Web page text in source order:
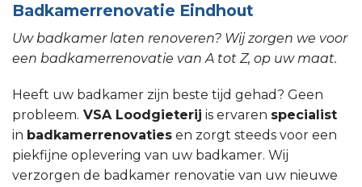
Badkamerrenovatie Eindhout
Uw badkamer laten renoveren? Wij zorgen we voor
een badkamerrenovatie van A tot Z, op uw maat.
Heeft uw badkamer zijn beste tijd gehad? Geen
probleem. VSA Loodgieterij is ervaren specialist
in badkamerrenovaties en zorgt steeds voor een
piekfijne oplevering van uw badkamer. Wij
verzorgen de badkamer renovatie van uw nieuwe